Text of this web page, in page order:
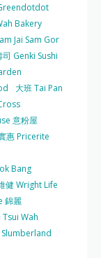
Bakery
Jai Sam Gor
司 Genki Sushi
大班 Tai Pan
意粉屋
惠 Pricerite
Bang
健 Wright Life
錦麗
Tsui Wah
Slumberland